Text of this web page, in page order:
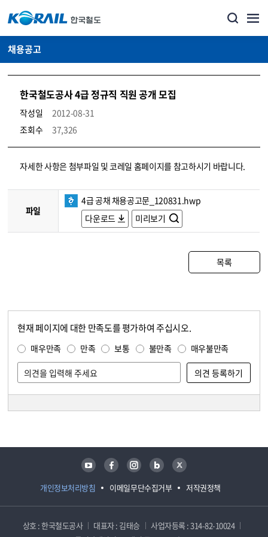
채용공고
한국철도공사 4급 정규직 직원 공개 모집
작성일
2012-08-31
조회수
37,326
코레일소개_경영공시_채용공고 상세보기 – 내용, 파일, 담당자 연락처로 구성
자세한 사항은 첨부파일 및 코레일 홈페이지를 참고하시기 바랍니다.
파일
4급 공채 채용공고문_120831.hwp
다운로드
미리보기
목록
현재 페이지에 대한 만족도를 평가하여 주십시오.
매우만족 만족 보통 불만족 매우불만족
개인정보처리방침 이메일무단수집거부 저작권정책
유튜브 페이스북 인스타그램 블로그 트위터
상호 : 한국철도공사 대표자 : 김태승
사업자등록 : 314-82-10024